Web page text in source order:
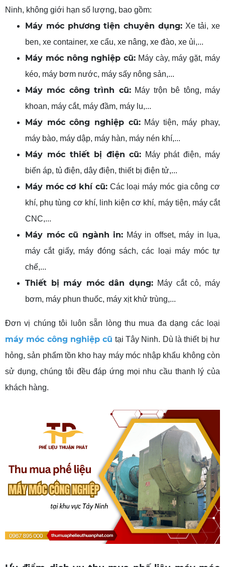
Ninh, không giới hạn số lượng, bao gồm:
Máy móc phương tiện chuyên dụng:Xe tải, xe
ben, xe container, xe cẩu, xe nâng, xe đào, xe ủi,...
Máy móc nông nghiệp cũ: Máy cày, máy gặt, máy
kéo, máy bơm nước, máy sấy nông sản,...
Máy móc công trình cũ:Máy trộn bê tông, máy
khoan, máy cắt, máy đầm, máy lu,...
Máy móc công nghiệp cũ:Máy tiện, máy phay,
máy bào, máy dập, máy hàn, máy nén khí,...
Máy móc thiết bị điện cũ:Máy phát điện, máy
biến áp, tủ điện, dây điện, thiết bị điện tử,...
Máy móc cơ khí cũ:Các loại máy móc gia công cơ
khí, phụ tùng cơ khí, linh kiện cơ khí, máy tiện, máy cắt
CNC,...
Máy móccũ ngành in: Máy in offset, máy in lụa,
máy cắt giấy, máy đóng sách, các loại máy móc tự
chế,...
Thiết bị máy móc dân dụng: Máy cắt cỏ, máy
bơm, máy phun thuốc, máy xịt khử trùng,...
Đơn vị chúng tôi luôn sẵn lòng thu mua đa dạng các loại
máy móc công nghiệp cũ tại Tây Ninh. Dù là thiết bị hư
hỏng, sản phẩm tồn kho hay máy móc nhập khẩu không còn
sử dụng, chúng tôi đều đáp ứng mọi nhu cầu thanh lý của
khách hàng.